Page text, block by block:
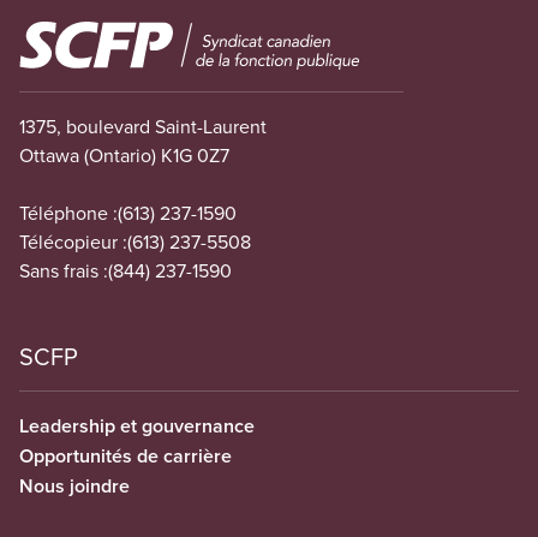
Image
1375, boulevard Saint-Laurent
Ottawa (Ontario) K1G 0Z7
Téléphone :(613) 237-1590
Télécopieur :(613) 237-5508
Sans frais :(844) 237-1590
SCFP
Leadership et gouvernance
Opportunités de carrière
Nous joindre